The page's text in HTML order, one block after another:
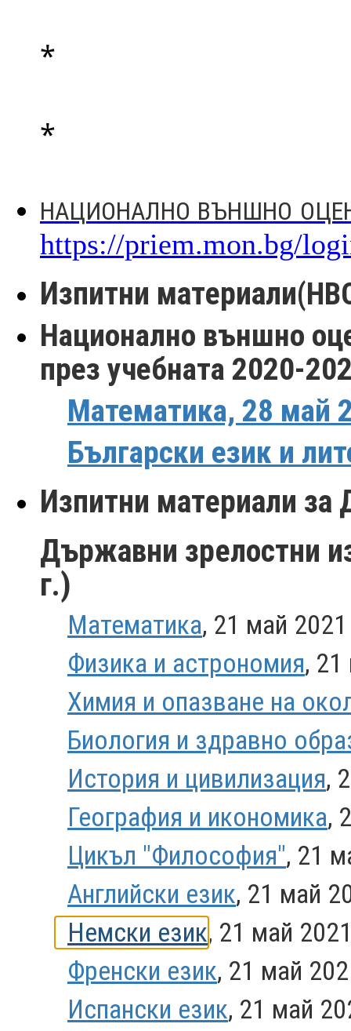
*
*
НАЦИОНАЛНО ВЪНШНО
https://priem.mon.bg/
Изпитни материали
Национално външно
през учебната 2020-
Математика, 28 май
Български език и
Изпитни материали за
Държавни зрелостни
г.)
Математика, 21 май 2021
Физика и астрономия, 21
Химия и опазване на
Биология и здравно
История и цивилизация,
География и икономика,
Цикъл "Философия", 21
Английски език, 21 май
Немски език, 21 май
Френски език, 21 май
Испански език, 21 май